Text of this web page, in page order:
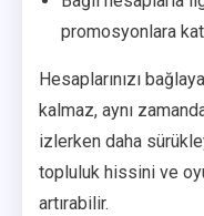
promosyonlara
Hesaplarınızı
kalmaz, aynı
izlerken daha
topluluk hissini ve
artırabilir.